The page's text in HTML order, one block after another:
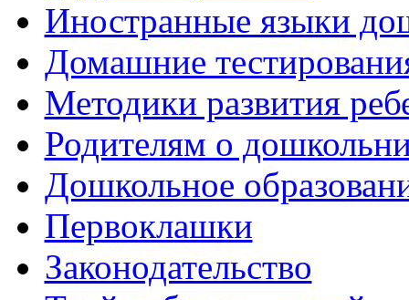
Иностранные языки
Домашние
Методики развития
Родителям о
Дошкольное
Первоклашки
Законодательство